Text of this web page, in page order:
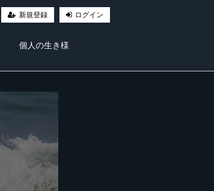
新規登録 ログイン
個人の生き様